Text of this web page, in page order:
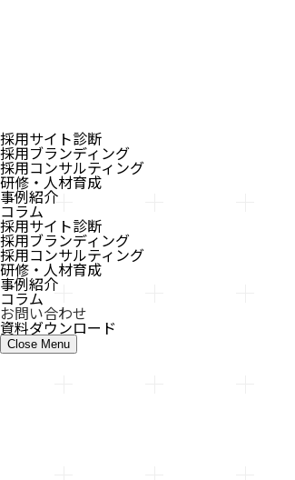
採用サイト診断
採用ブランディング
採用コンサルティング
研修・人材育成
事例紹介
コラム
採用サイト診断
採用ブランディング
採用コンサルティング
研修・人材育成
事例紹介
コラム
お問い合わせ
資料ダウンロード
Close Menu